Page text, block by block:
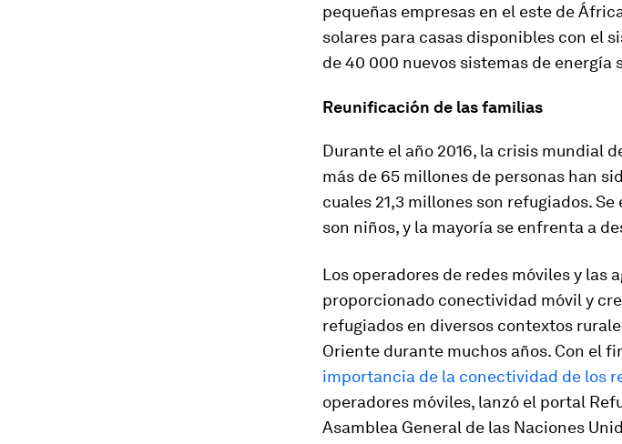
pequeñas empresas en el este de
solares para casas disponibles con el
de 40 000 nuevos sistemas de energía
Reunificación de las familias
Durante el año 2016, la crisis mundial
más de 65 millones de personas han
cuales 21,3 millones son refugiados.
son niños, y la mayoría se enfrenta a
Los operadores de redes móviles y las
proporcionado conectividad móvil y
refugiados en diversos contextos
Oriente durante muchos años. Con el
importancia de la conectividad de los
operadores móviles, lanzó el portal
Asamblea General de las Naciones